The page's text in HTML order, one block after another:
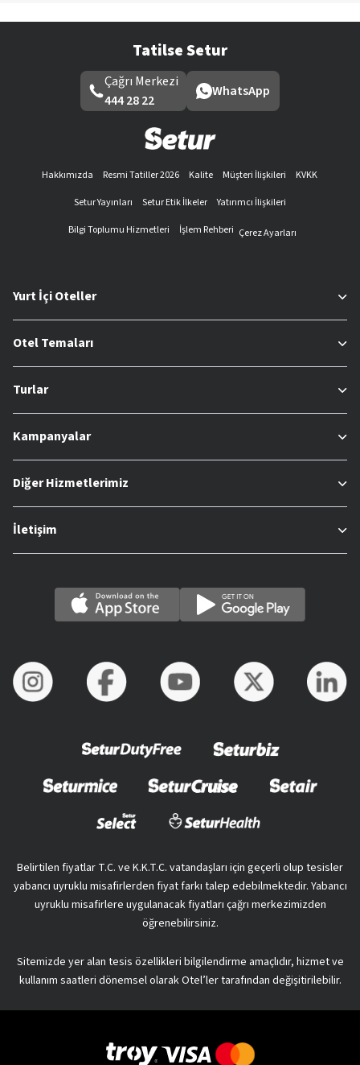
Tatilse Setur
Çağrı Merkezi
444 28 22
WhatsApp
Hakkımızda Resmi Tatiller 2026 Kalite Müşteri İlişkileri
KVKK
Setur Yayınları
Setur Etik İlkeler
Yatırımcı İlişkileri
Bilgi Toplumu Hizmetleri
İşlem Rehberi Çerez Ayarları
Yurt İçi Oteller
Otel Temaları
Turlar
Kampanyalar
Diğer Hizmetlerimiz
İletişim
Belirtilen fiyatlar T.C. ve K.K.T.C. vatandaşları için geçerli olup tesisler
yabancı uyruklu misafirlerden fiyat farkı talep edebilmektedir. Yabancı
uyruklu misafirlere uygulanacak fiyatları çağrı merkezimizden
öğrenebilirsiniz.
Sitemizde yer alan tesis özellikleri bilgilendirme amaçlıdır, hizmet ve
kullanım saatleri dönemsel olarak Otel’ler tarafından değişitirilebilir.